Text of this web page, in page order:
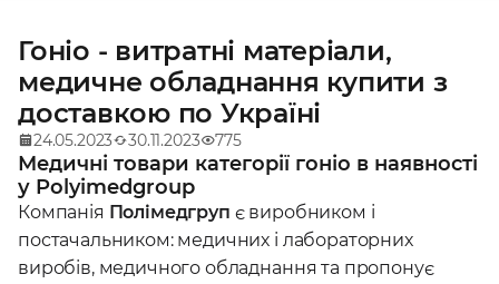
Гоніо - витратні матеріали,
медичне обладнання купити з
доставкою по Україні
24.05.2023 30.11.2023 775
Медичні товари категорії гоніо в наявності
у Polyimedgroup
Компанія Полімедгруп є виробником і
постачальником: медичних і лабораторних
виробів, медичного обладнання та пропонує